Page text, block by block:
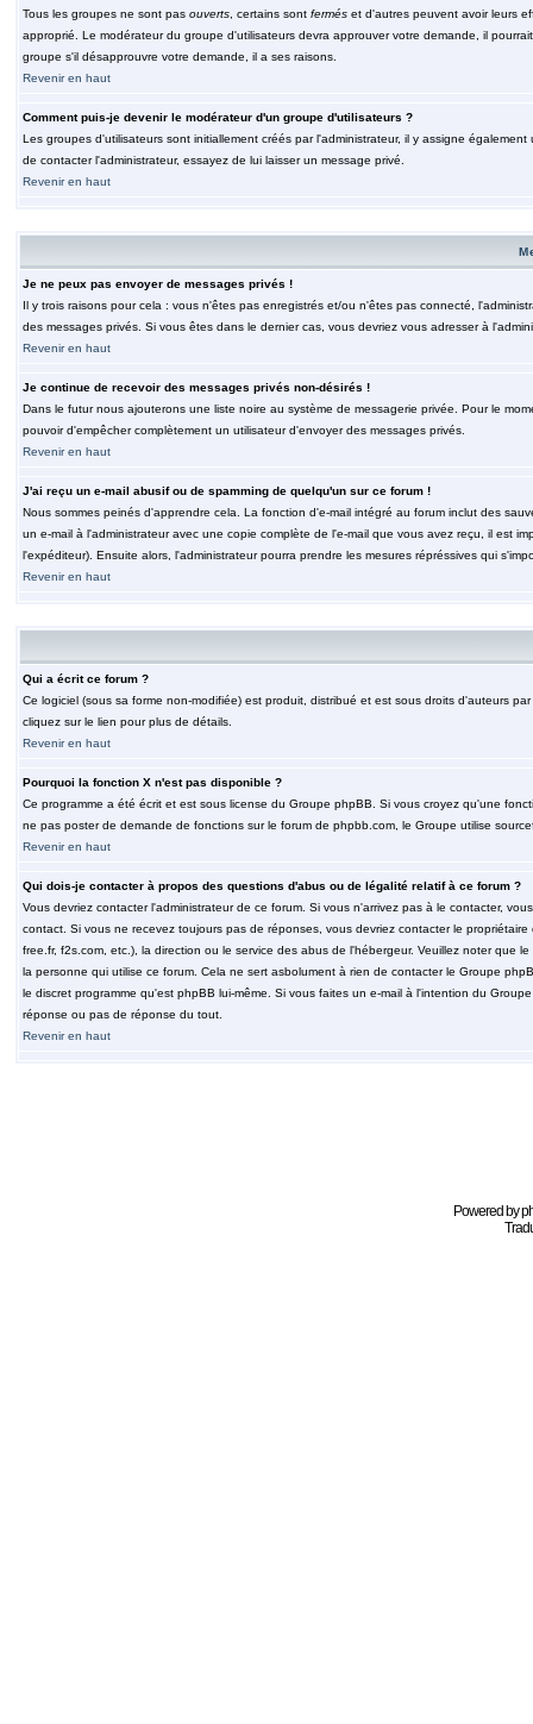
Tous les groupes ne sont pas ouverts, certains sont ferméset d'autres peuvent avoir leurs
approprié. Le modérateur du groupe d'utilisateurs devra approuver votre demande, il
groupe s'il désapprouvre votre demande, il a ses raisons.
Revenir en haut
Comment puis-je devenir le modérateur d'un groupe d'utilisateurs ?
Les groupes d'utilisateurs sont initiallement créés par l'administrateur, il y assigne
de contacter l'administrateur, essayez de lui laisser un message privé.
Revenir en haut
Je ne peux pas envoyer de messages privés !
Il y trois raisons pour cela : vous n'êtes pas enregistrés et/ou n'êtes pas connecté,
des messages privés. Si vous êtes dans le dernier cas, vous devriez vous adresser à
Revenir en haut
Je continue de recevoir des messages privés non-désirés !
Dans le futur nous ajouterons une liste noire au système de messagerie privée. Pour le
pouvoir d'empêcher complètement un utilisateur d'envoyer des messages privés.
Revenir en haut
J'ai reçu un e-mail abusif ou de spamming de quelqu'un sur ce forum !
Nous sommes peinés d'apprendre cela. La fonction d'e-mail intégré au forum inclut des
un e-mail à l'administrateur avec une copie complète de l'e-mail que vous avez reçu, il est
l'expéditeur). Ensuite alors, l'administrateur pourra prendre les mesures répréssives qui
Revenir en haut
Qui a écrit ce forum ?
Ce logiciel (sous sa forme non-modifiée) est produit, distribué et est sous droits d'auteurs
cliquez sur le lien pour plus de détails.
Revenir en haut
Pourquoi la fonction X n'est pas disponible ?
Ce programme a été écrit et est sous license du Groupe phpBB. Si vous croyez qu'une
ne pas poster de demande de fonctions sur le forum de phpbb.com, le Groupe utilise
Revenir en haut
Qui dois-je contacter à propos des questions d'abus ou de légalité relatif à ce forum ?
Vous devriez contacter l'administrateur de ce forum. Si vous n'arrivez pas à le contacter,
contact. Si vous ne recevez toujours pas de réponses, vous devriez contacter le
free.fr, f2s.com, etc.), la direction ou le service des abus de l'hébergeur. Veuillez noter
la personne qui utilise ce forum. Cela ne sert asbolument à rien de contacter le Groupe
le discret programme qu'est phpBB lui-même. Si vous faites un e-mail à l'intention du
réponse ou pas de réponse du tout.
Revenir en haut
Powered by